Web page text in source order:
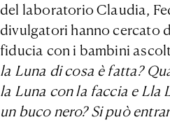
del laboratorio Claudia,
divulgatori hanno cercato
fiducia con i bambini
la Luna di cosa è fatta?
la Luna con la faccia e Lla
un buco nero? Si può